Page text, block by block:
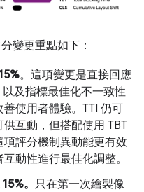
變更重點如下：
。這項變更是直接回應
及指標最佳化不一致性
使用者體驗。TTI 仍可
互動，但搭配使用 TBT
項評分機制異動能更有效
動性進行最佳化調整。
。 只在第一次繪製像